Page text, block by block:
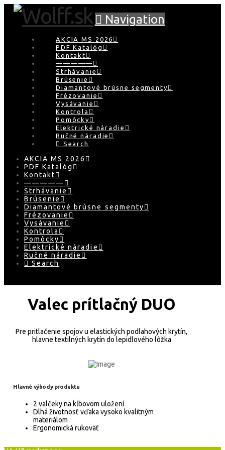
Navigation
AKCIA MS 2026
PDF Katalóg
Kontakt
—————
Strhávanie
Brúsenie
Diamantové brúsne segmenty
Frézovanie
Vysávanie
Kontrola
Pomôcky
Elektrické náradie
Ručné náradie
Search
AKCIA MS 2026
PDF Katalóg
Kontakt
—————
Strhávanie
Brúsenie
Diamantové brúsne segmenty
Frézovanie
Vysávanie
Kontrola
Pomôcky
Elektrické náradie
Ručné náradie
Search
Valec prítlačný DUO
Pre pritlačenie spojov u elastických podlahových krytín,
hlavne textilných krytín do lepidlového lôžka
Hlavné výhody produktu
2 valčeky na kĺbovom uložení
Dlhá životnosť vďaka vysoko kvalitným
materiálom
Ergonomická rukoväť